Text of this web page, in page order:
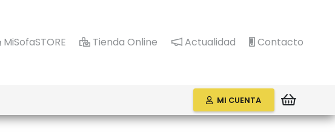
MiSofaSTORE Tienda Online Actualidad Contacto
MI CUENTA